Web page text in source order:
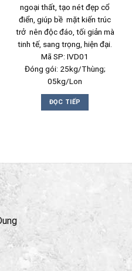
ngoại thất, tạo nét đẹp cổ
điển, giúp bề mặt kiến trúc
trở nên độc đáo, tối giản mà
tinh tế, sang trọng, hiện đại.
Mã SP: IVD01
Đóng gói: 25kg/Thùng;
05kg/Lon
ĐỌC TIẾP